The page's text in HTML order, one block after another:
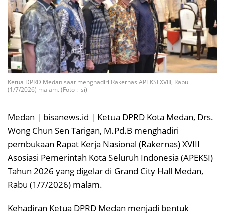
Ketua DPRD Medan saat menghadiri Rakernas APEKSI XVIII, Rabu
(1/7/2026) malam. (Foto : isi)
Medan | bisanews.id | Ketua DPRD Kota Medan, Drs.
Wong Chun Sen Tarigan, M.Pd.B menghadiri
pembukaan Rapat Kerja Nasional (Rakernas) XVIII
Asosiasi Pemerintah Kota Seluruh Indonesia (APEKSI)
Tahun 2026 yang digelar di Grand City Hall Medan,
Rabu (1/7/2026) malam.
Kehadiran Ketua DPRD Medan menjadi bentuk